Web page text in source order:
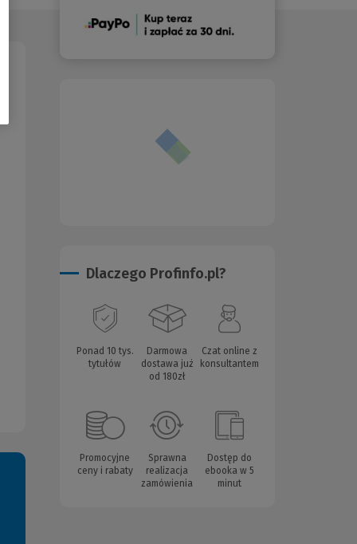
(Nowe
Dlaczego Profinfo.pl?
Ponad 10 tys.
tytułów
Darmowa
dostawa już
od 180zł
Czat online z
konsultantem
Promocyjne
ceny i rabaty
Sprawna
realizacja
zamówienia
Dostęp do
ebooka w 5
minut